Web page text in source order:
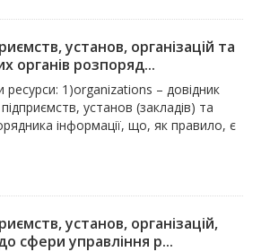
установ, організацій та
органів розпоряд...
ресурси: 1)organizations – довідник
установ (закладів) та
інформації, що, як правило, є
установ, організацій,
сфери управління р...